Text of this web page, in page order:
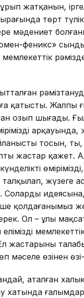
жатқанын,
төрт
мәдениет
феникс» сынды
мемлекеттік
қатысты.
озып шығады.
тосын,
жастар қажет.
жүзеге
Солардың
қолдағанымыз
Ол – ұлы
өзінен өзі-
аталған
хатында